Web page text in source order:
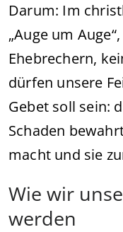
Darum: Im
„Auge um
Ehebrechern,
dürfen unsere
Gebet soll sein:
Schaden
macht und sie
Wie wir
werden